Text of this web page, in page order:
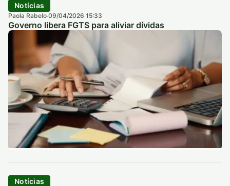
Notícias
Paola Rabelo·09/04/2026 15:33
Governo libera FGTS para aliviar dívidas
Notícias